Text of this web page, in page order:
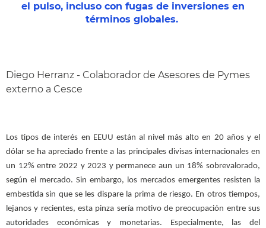
el pulso, incluso con fugas de inversiones en
términos globales.
Diego Herranz - Colaborador de Asesores de Pymes
externo a Cesce
Los tipos de interés en EEUU están al nivel más alto en 20 años y el
dólar se ha apreciado frente a las principales divisas internacionales en
un 12% entre 2022 y 2023 y permanece aun un 18% sobrevalorado,
según el mercado. Sin embargo, los mercados emergentes resisten la
embestida sin que se les dispare la prima de riesgo. En otros tiempos,
lejanos y recientes, esta pinza sería motivo de preocupación entre sus
autoridades económicas y monetarias. Especialmente, las del